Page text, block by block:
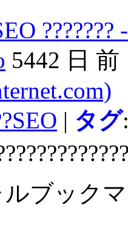
5442 日 前
| タグ
ルブック